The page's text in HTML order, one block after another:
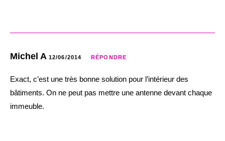
Michel A 12/06/2014 RÉPONDRE
Exact, c’est une très bonne solution pour l’intérieur des
bâtiments. On ne peut pas mettre une antenne devant chaque
immeuble.